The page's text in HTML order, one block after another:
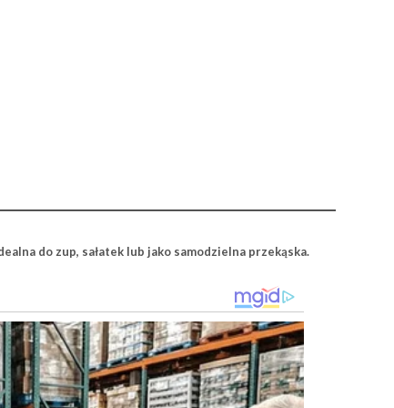
do zup, sałatek lub jako samodzielna przekąska.